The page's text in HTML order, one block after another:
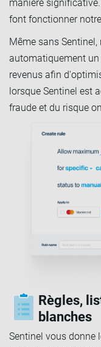
manière
font fonctionner
Même sans
automatiquement un
revenus afin
lorsque Sentinel est
fraude et du risque
Règles,
blanches
Sentinel vous donne